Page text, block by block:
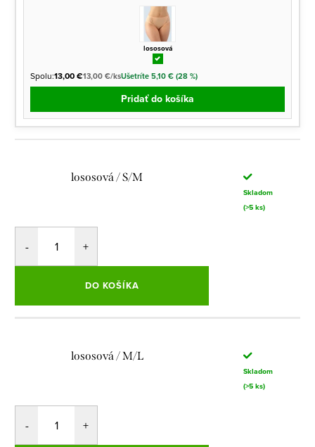
lososová
Spolu:13,00 €13,00 €/ksUšetríte 5,10 € (28 %)
Pridať do košíka
lososová / S/M
Skladom
(>5 ks)
DO KOŠÍKA
lososová / M/L
Skladom
(>5 ks)